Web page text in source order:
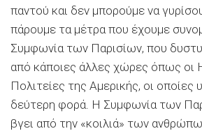
παντού και δεν μπορούμε να
πάρουμε τα μέτρα που έχουμε
Συμφωνία των Παρισίων, που
από κάποιες άλλες χώρες όπως οι
Πολιτείες της Αμερικής, οι οποίες
δεύτερη φορά. Η Συμφωνία των
βγει από την «κοιλιά» των